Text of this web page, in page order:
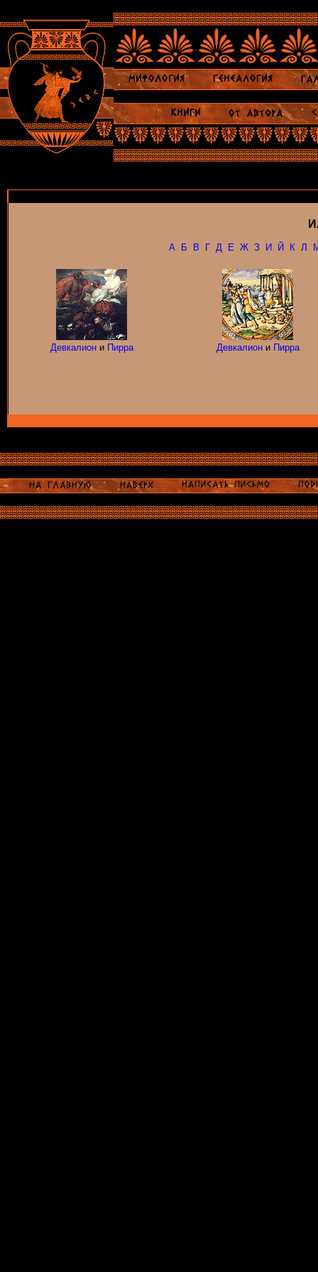
А Б В Г Д Е Ж З И Й К Л
Девкалиони Пирра Девкалиони Пирра